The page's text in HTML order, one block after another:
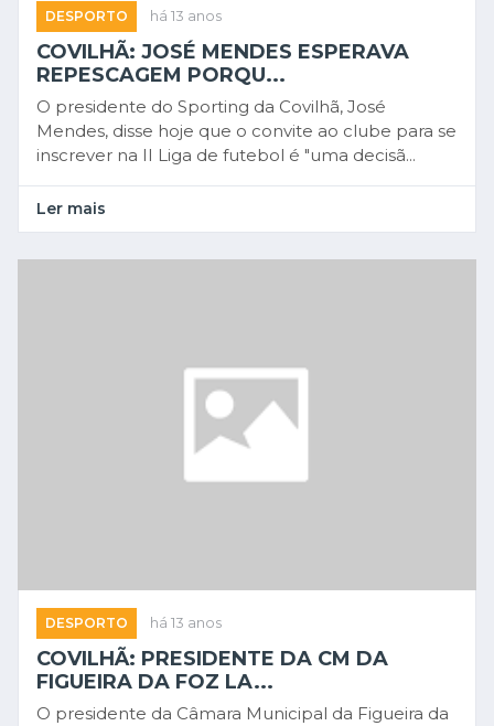
DESPORTO há 13 anos
COVILHÃ: JOSÉ MENDES ESPERAVA
REPESCAGEM PORQU...
O presidente do Sporting da Covilhã, José
Mendes, disse hoje que o convite ao clube para se
inscrever na II Liga de futebol é "uma decisã...
Ler mais
DESPORTO há 13 anos
COVILHÃ: PRESIDENTE DA CM DA
FIGUEIRA DA FOZ LA...
O presidente da Câmara Municipal da Figueira da